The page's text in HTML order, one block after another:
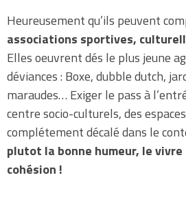
Heureusement qu’ils peuvent
associations sportives,
Elles oeuvrent dés le plus jeune
déviances : Boxe, dubble dutch,
maraudes… Exiger le pass à
centre socio-culturels, des
complétement décalé dans le
plutot la bonne humeur, le vivre
cohésion !